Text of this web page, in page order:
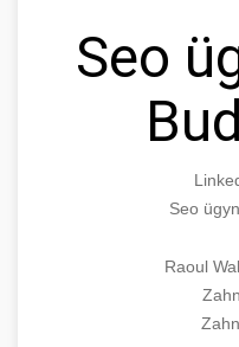
Seo
Seo
Raoul